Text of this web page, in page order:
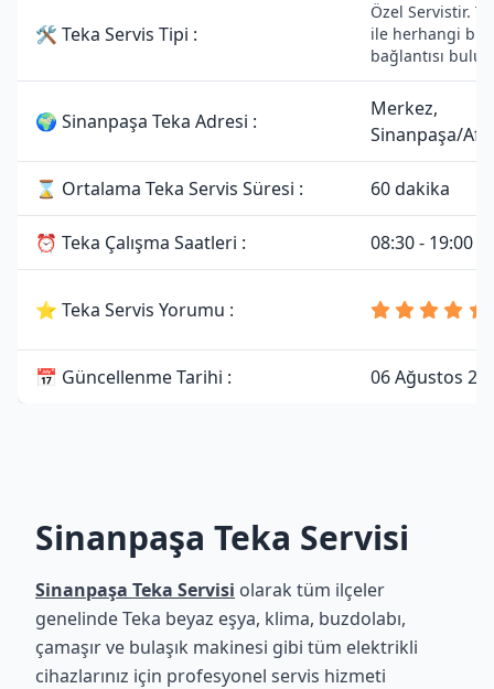
🛠 Teka Servis Tipi :
Özel Servistir.
ile herhangi bir
bağlantısı
🌍 Sinanpaşa Teka Adresi :
Merkez,
Sinanpaşa/
⌛ Ortalama Teka Servis Süresi : 60 dakika
⏰ Teka Çalışma Saatleri : 08:30 - 19:00
⭐ Teka Servis Yorumu :
📅 Güncellenme Tarihi : 06 Ağustos
Sinanpaşa Teka Servisi
Sinanpaşa Teka Servisi olarak tüm ilçeler
genelinde Teka beyaz eşya, klima, buzdolabı,
çamaşır ve bulaşık makinesi gibi tüm elektrikli
cihazlarınız için profesyonel servis hizmeti